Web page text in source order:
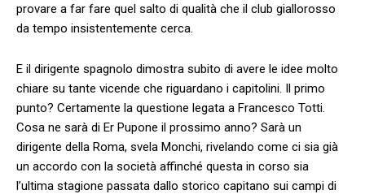
provare a far fare quel salto di qualità che il club giallorosso
da tempo insistentemente cerca.
E il dirigente spagnolo dimostra subito di avere le idee molto
chiare su tante vicende che riguardano i capitolini. Il primo
punto? Certamente la questione legata a Francesco Totti.
Cosa ne sarà di Er Pupone il prossimo anno? Sarà un
dirigente della Roma, svela Monchi, rivelando come ci sia già
un accordo con la società affinché questa in corso sia
l’ultima stagione passata dallo storico capitano sui campi di